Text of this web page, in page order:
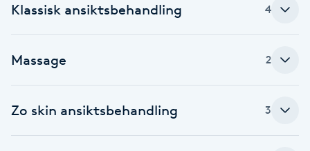
Frekvensterapi
Friskvårdsmassage
Klassisk ansiktsbehandling 4
Massage 2
Zo skin ansiktsbehandling 3